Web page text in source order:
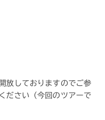
放しておりますのでご参
ださい（今回のツアーで